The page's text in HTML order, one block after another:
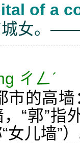
of a
城女。
ㄔㄥˊ
的高墙
“郭”指
女儿墙”）